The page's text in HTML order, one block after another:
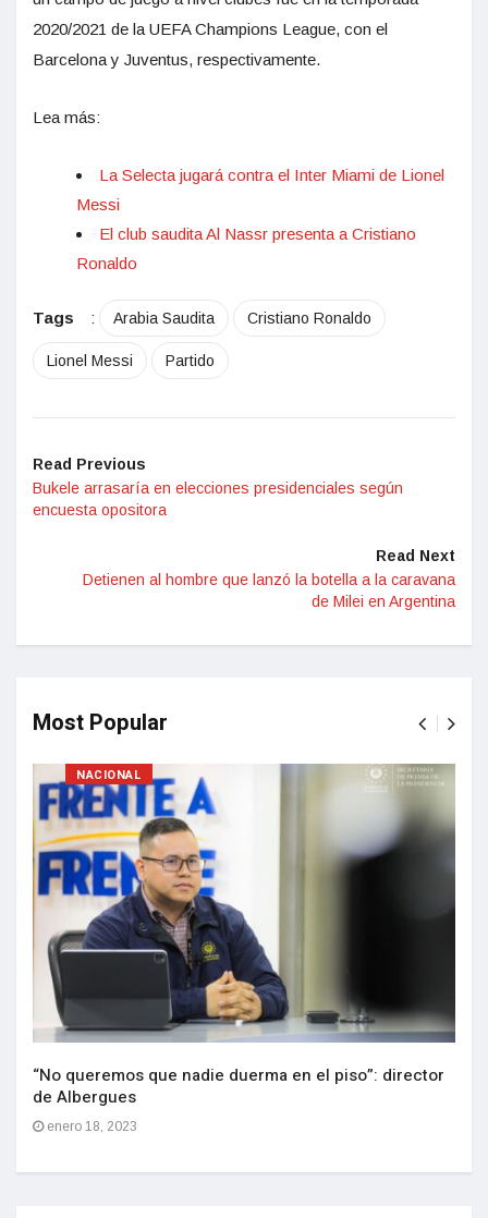
2020/2021 de la UEFA Champions League, con el
Barcelona y Juventus, respectivamente.
Lea más:
La Selecta jugará contra el Inter Miami de Lionel
Messi
El club saudita Al Nassr presenta a Cristiano
Ronaldo
Tags : Arabia Saudita Cristiano Ronaldo
Lionel Messi Partido
Read Previous
Bukele arrasaría en elecciones presidenciales según
encuesta opositora
Read Next
Detienen al hombre que lanzó la botella a la caravana
de Milei en Argentina
Most Popular
NACIONAL
“No queremos que nadie duerma en el piso”: director
de Albergues
enero 18, 2023